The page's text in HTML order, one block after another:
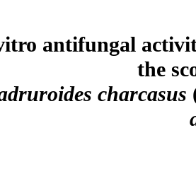
antifungal
the
charcasus